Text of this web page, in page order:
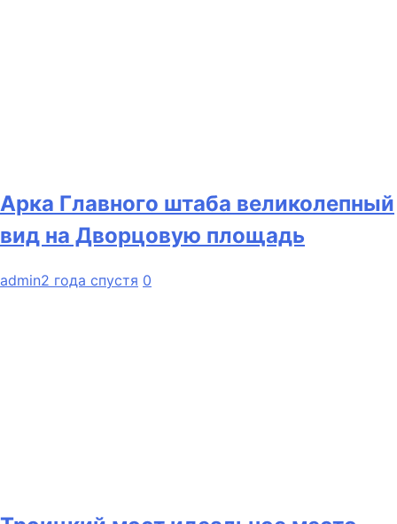
Арка Главного штаба великолепный
вид на Дворцовую площадь
admin2 года спустя 0